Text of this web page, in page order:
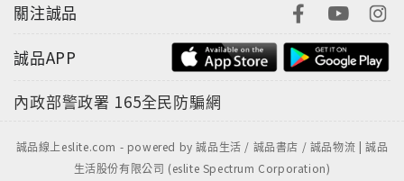
關注誠品
誠品APP
內政部警政署 165全民防騙網
誠品線上eslite.com - powered by 誠品生活 / 誠品書店 / 誠品物流 | 誠品
生活股份有限公司 (eslite Spectrum Corporation)